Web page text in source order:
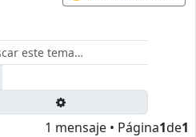
1 mensaje • Página1de1